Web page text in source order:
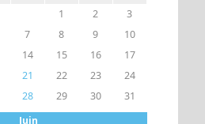
1
2
3
7 8 9
10
14 15 16
17
21 22 23
24
28 29 30
31
Juin